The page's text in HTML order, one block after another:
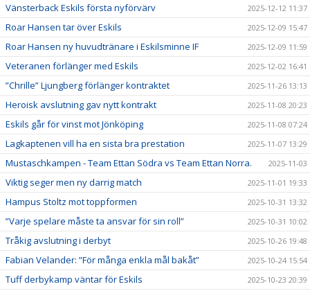
Vänsterback Eskils första nyförvärv 2025-12-12 11:37
Roar Hansen tar över Eskils 2025-12-09 15:47
Roar Hansen ny huvudtränare i Eskilsminne IF 2025-12-09 11:59
Veteranen förlänger med Eskils 2025-12-02 16:41
”Chrille” Ljungberg förlänger kontraktet 2025-11-26 13:13
Heroisk avslutning gav nytt kontrakt 2025-11-08 20:23
Eskils går för vinst mot Jönköping 2025-11-08 07:24
Lagkaptenen vill ha en sista bra prestation 2025-11-07 13:29
Mustaschkampen - Team Ettan Södra vs Team Ettan Norra. 2025-11-03
Viktig seger men ny darrig match 2025-11-01 19:33
Hampus Stoltz mot toppformen 2025-10-31 13:32
”Varje spelare måste ta ansvar för sin roll” 2025-10-31 10:02
Tråkig avslutning i derbyt 2025-10-26 19:48
Fabian Velander: ”För många enkla mål bakåt” 2025-10-24 15:54
Tuff derbykamp väntar för Eskils 2025-10-23 20:39